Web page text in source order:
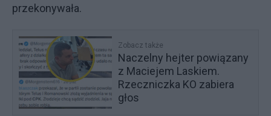
przekonywała.
Zobacz także
Naczelny hejter powiązany
z Maciejem Laskiem.
Rzeczniczka KO zabiera
głos